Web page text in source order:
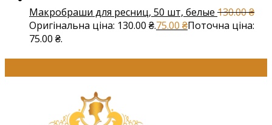
Макробраши для ресниц, 50 шт, белые 130.00₴
Оригінальна ціна: 130.00 ₴.75.00 ₴Поточна ціна:
75.00 ₴.